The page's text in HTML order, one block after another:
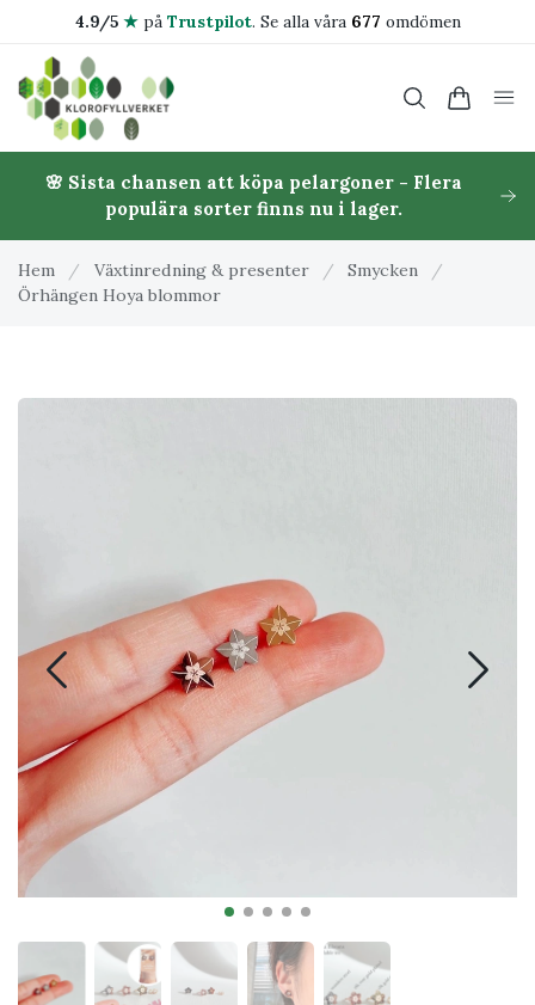
4.9/5 ★på Trustpilot. Se alla våra 677 omdömen
🌸 Sista chansen att köpa pelargoner - Flera
populära sorter finns nu i lager.
Hem / Växtinredning & presenter / Smycken
/
Örhängen Hoya blommor